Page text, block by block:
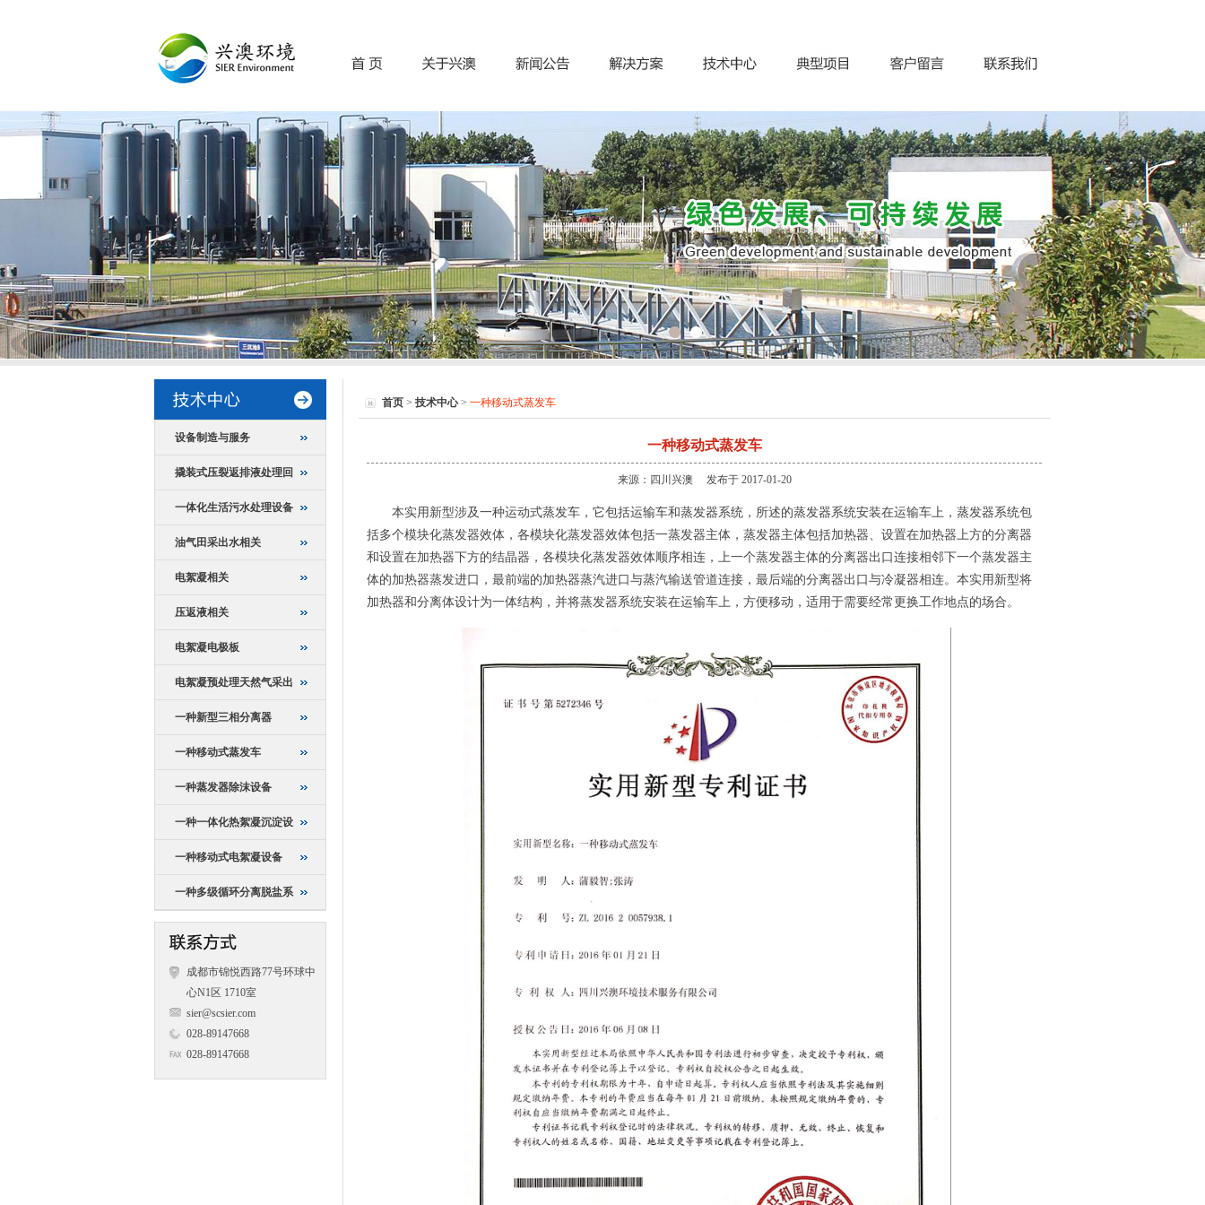
设备制造与服务
撬装式压裂返排液处理回
一体化生活污水处理设备
油气田采出水相关
电絮凝相关
压返液相关
电絮凝电极板
电絮凝预处理天然气采出
一种新型三相分离器
一种移动式蒸发车
一种蒸发器除沫设备
一种一体化热絮凝沉淀设
一种移动式电絮凝设备
一种多级循环分离脱盐系
成都市锦悦西路77号环球中
心N1区 1710室
sier@scsier.com
028-89147668
028-89147668
首页 > 技术中心> 一种移动式蒸发车
一种移动式蒸发车
来源：四川兴澳 发布于 2017-01-20
本实用新型涉及一种运动式蒸发车，它包括运输车和蒸发器系统，所述的蒸发器系统安装在运输车上，蒸发器系统包
括多个模块化蒸发器效体，各模块化蒸发器效体包括一蒸发器主体，蒸发器主体包括加热器、设置在加热器上方的分离器
和设置在加热器下方的结晶器，各模块化蒸发器效体顺序相连，上一个蒸发器主体的分离器出口连接相邻下一个蒸发器主
体的加热器蒸发进口，最前端的加热器蒸汽进口与蒸汽输送管道连接，最后端的分离器出口与冷凝器相连。本实用新型将
加热器和分离体设计为一体结构，并将蒸发器系统安装在运输车上，方便移动，适用于需要经常更换工作地点的场合。